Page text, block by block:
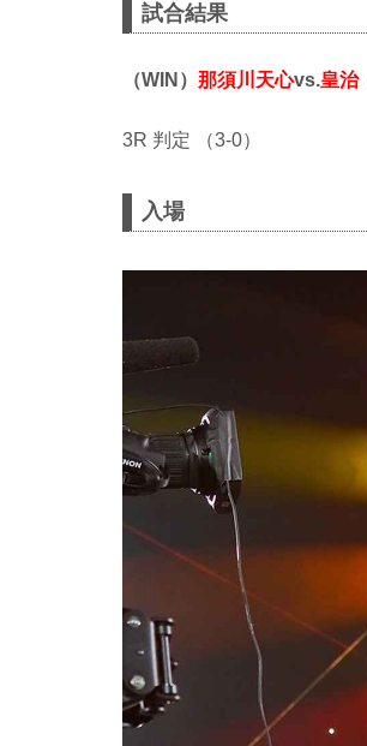
試合結果
（WIN） 那須川天心vs.皇治
3R 判定 （3-0）
入場